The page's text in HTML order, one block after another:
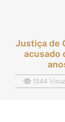
Justiça de
acusado
1544